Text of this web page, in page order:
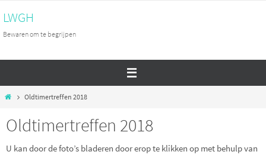
naar
de
LWGH
Bewaren om te begrijpen
HomeOldtimertreffen 2018
Oldtimertreffen 2018
U kan door de foto’s bladeren door erop te klikken op met behulp van